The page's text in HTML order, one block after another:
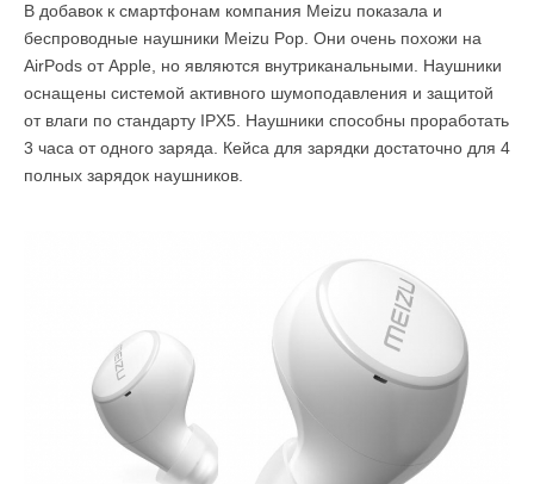
В добавок к смартфонам компания Meizu показала и
беспроводные наушники Meizu Pop. Они очень похожи на
AirPods от Apple, но являются внутриканальными. Наушники
оснащены системой активного шумоподавления и защитой
от влаги по стандарту IPX5. Наушники способны проработать
3 часа от одного заряда. Кейса для зарядки достаточно для 4
полных зарядок наушников.